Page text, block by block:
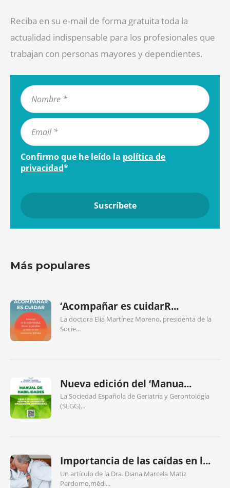
Reciba en su e-mail de forma gratuita toda la
actualidad indispensable para los profesionales que
trabajan con personas mayores y dependientes.
Confirmo que he leído la política de
privacidad*
Más populares
‘Acompañar es cuidarR...
La doctora Elia Martínez Moreno, presidenta de la
Socie...
Nueva edición del ‘Manua...
La Sociedad Española de Geriatría y Gerontología
(SEGG)...
Importancia de las caídas en l...
Un artículo de la Dra. Diana Marcela Matiz
Perdomo,médi...